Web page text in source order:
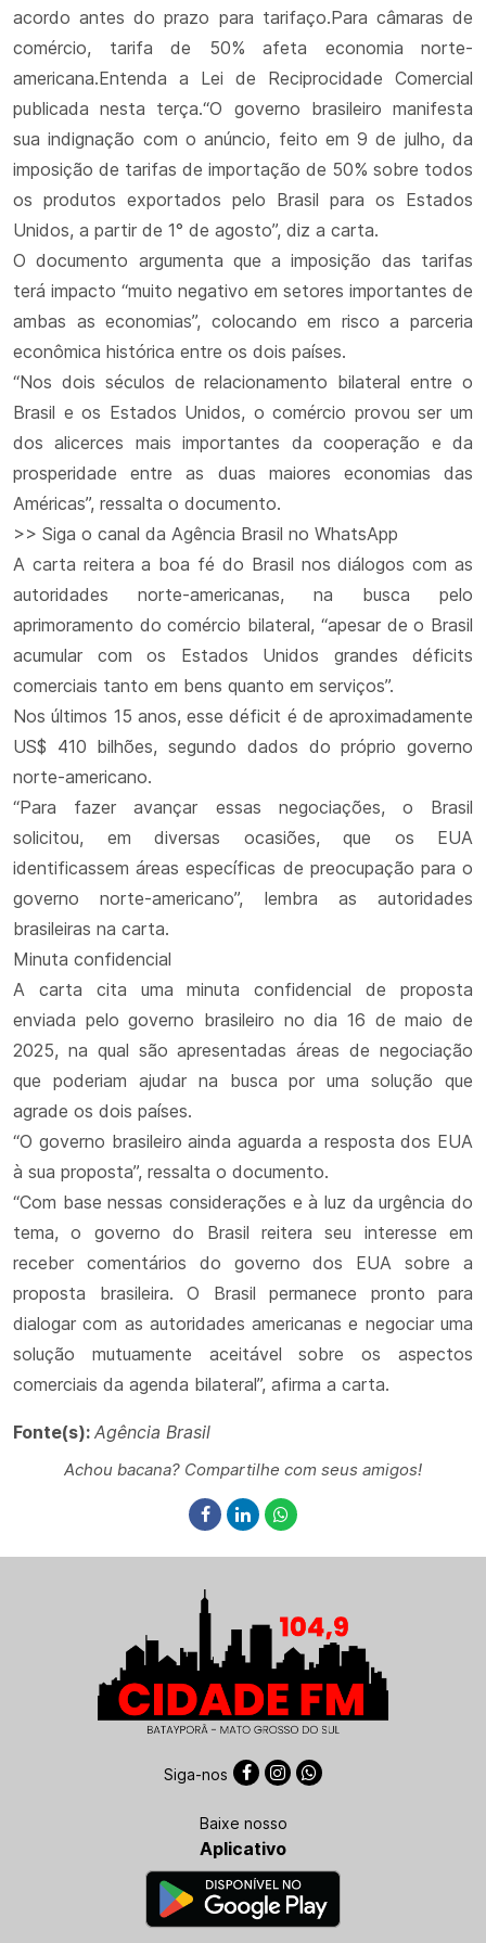
acordo antes do prazo para tarifaço.Para câmaras de
comércio, tarifa de 50% afeta economia norte-
americana.Entenda a Lei de Reciprocidade Comercial
publicada nesta terça.“O governo brasileiro manifesta
sua indignação com o anúncio, feito em 9 de julho, da
imposição de tarifas de importação de 50% sobre todos
os produtos exportados pelo Brasil para os Estados
Unidos, a partir de 1° de agosto”, diz a carta.
O documento argumenta que a imposição das tarifas
terá impacto “muito negativo em setores importantes de
ambas as economias”, colocando em risco a parceria
econômica histórica entre os dois países.
“Nos dois séculos de relacionamento bilateral entre o
Brasil e os Estados Unidos, o comércio provou ser um
dos alicerces mais importantes da cooperação e da
prosperidade entre as duas maiores economias das
Américas”, ressalta o documento.
>> Siga o canal da Agência Brasil no WhatsApp
A carta reitera a boa fé do Brasil nos diálogos com as
autoridades norte-americanas, na busca pelo
aprimoramento do comércio bilateral, “apesar de o Brasil
acumular com os Estados Unidos grandes déficits
comerciais tanto em bens quanto em serviços”.
Nos últimos 15 anos, esse déficit é de aproximadamente
US$ 410 bilhões, segundo dados do próprio governo
norte-americano.
“Para fazer avançar essas negociações, o Brasil
solicitou, em diversas ocasiões, que os EUA
identificassem áreas específicas de preocupação para o
governo norte-americano”, lembra as autoridades
brasileiras na carta.
Minuta confidencial
A carta cita uma minuta confidencial de proposta
enviada pelo governo brasileiro no dia 16 de maio de
2025, na qual são apresentadas áreas de negociação
que poderiam ajudar na busca por uma solução que
agrade os dois países.
“O governo brasileiro ainda aguarda a resposta dos EUA
à sua proposta”, ressalta o documento.
“Com base nessas considerações e à luz da urgência do
tema, o governo do Brasil reitera seu interesse em
receber comentários do governo dos EUA sobre a
proposta brasileira. O Brasil permanece pronto para
dialogar com as autoridades americanas e negociar uma
solução mutuamente aceitável sobre os aspectos
comerciais da agenda bilateral”, afirma a carta.
Fonte(s): Agência Brasil
Achou bacana? Compartilhe com seus amigos!
Siga-nos
Baixe nosso
Aplicativo